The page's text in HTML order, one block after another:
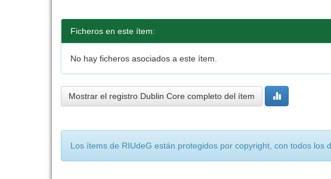
Ficheros en este ítem:
No hay ficheros asociados a este ítem.
Mostrar el registro Dublin Core completo del ítem
Los ítems de RIUdeG están protegidos por copyright, con todos